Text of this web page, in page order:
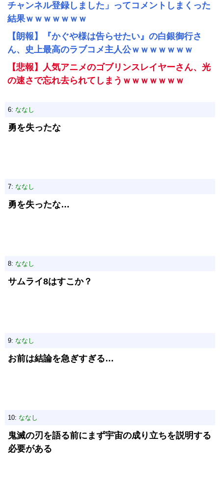
チャンネル登録しました」ってコメントしまくった
結果ｗｗｗｗｗｗｗ
【朗報】『かぐや様は告らせたい』の白銀御行さ
ん、史上最高のラブコメ主人公ｗｗｗｗｗｗｗ
【悲報】人気アニメのゴブリンスレイヤーさん、光
の速さで忘れ去られてしまうｗｗｗｗｗｗｗ
6: ななし
勇を失ったな
7: ななし
勇を失ったな…
8: ななし
サムライ8はすこか？
9: ななし
お前は結論を急ぎすぎる…
10: ななし
鬼滅の刃を語る前にまず宇宙の成り立ちを説明する
必要がある